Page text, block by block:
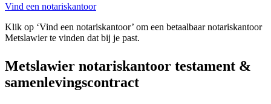
Vind een notariskantoor
Klik op ‘Vind een notariskantoor’ om een betaalbaar notariskantoor
Metslawier te vinden dat bij je past.
Metslawier notariskantoor testament &
samenlevingscontract